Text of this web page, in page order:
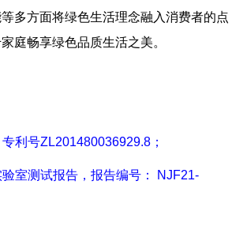
多方面将绿色生活理念融入消费者的点
庭畅享绿色品质生活之美。
利号ZL201480036929.8；
室测试报告，报告编号： NJF21-